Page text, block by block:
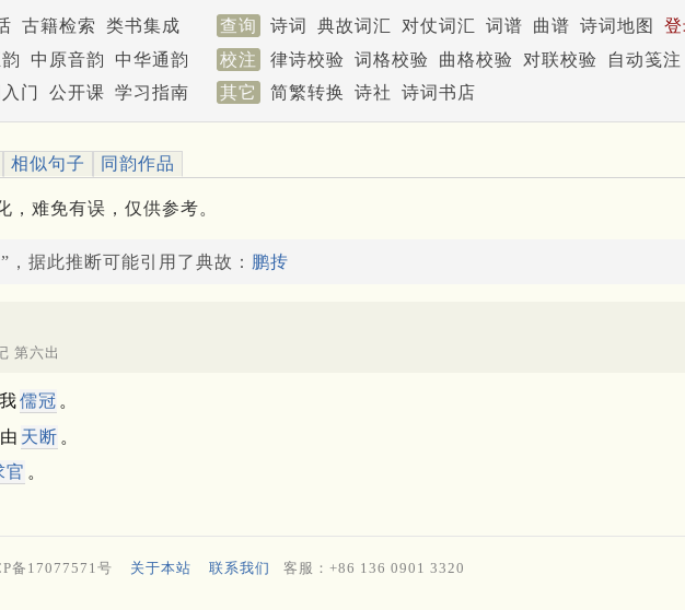
古籍检索 类书集成 查询 诗词 典故词汇 对仗词汇 词谱 曲谱 诗词地图
中原音韵 中华通韵 校注 律诗校验 词格校验 曲格校验 对联校验
自动笺注
门 公开课 学习指南 其它 简繁转换 诗社 诗词书店
相似句子 同韵作品
，难免有误，仅供参考。
据此推断可能引用了典故： 鹏抟
第六出
儒冠 。
天断 。
官 。
备17077571号 关于本站 联系我们 客服：+86 136 0901 3320